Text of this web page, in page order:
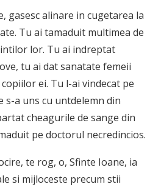
gasesc alinare in cugetarea la
Tu ai tamaduit multimea de
lor. Tu ai indreptat
tu ai dat sanatate femeii
ei. Tu l-ai vindecat pe
s-a uns cu untdelemn din
cheagurile de sange din
pe doctorul necredincios.
te rog, o, Sfinte Ioane, ia
si mijloceste precum stii